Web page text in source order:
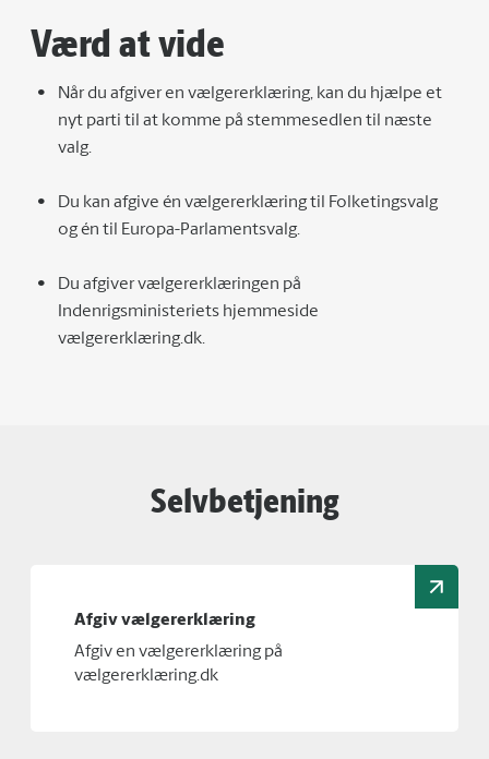
Værd at vide
Når du afgiver en vælgererklæring, kan du hjælpe et
nyt parti til at komme på stemmesedlen til næste
valg.
Du kan afgive én vælgererklæring til Folketingsvalg
og én til Europa-Parlamentsvalg.
Du afgiver vælgererklæringen på
Indenrigsministeriets hjemmeside
vælgererklæring.dk.
Selvbetjening
Afgiv vælgererklæring
Afgiv en vælgererklæring på
vælgererklæring.dk